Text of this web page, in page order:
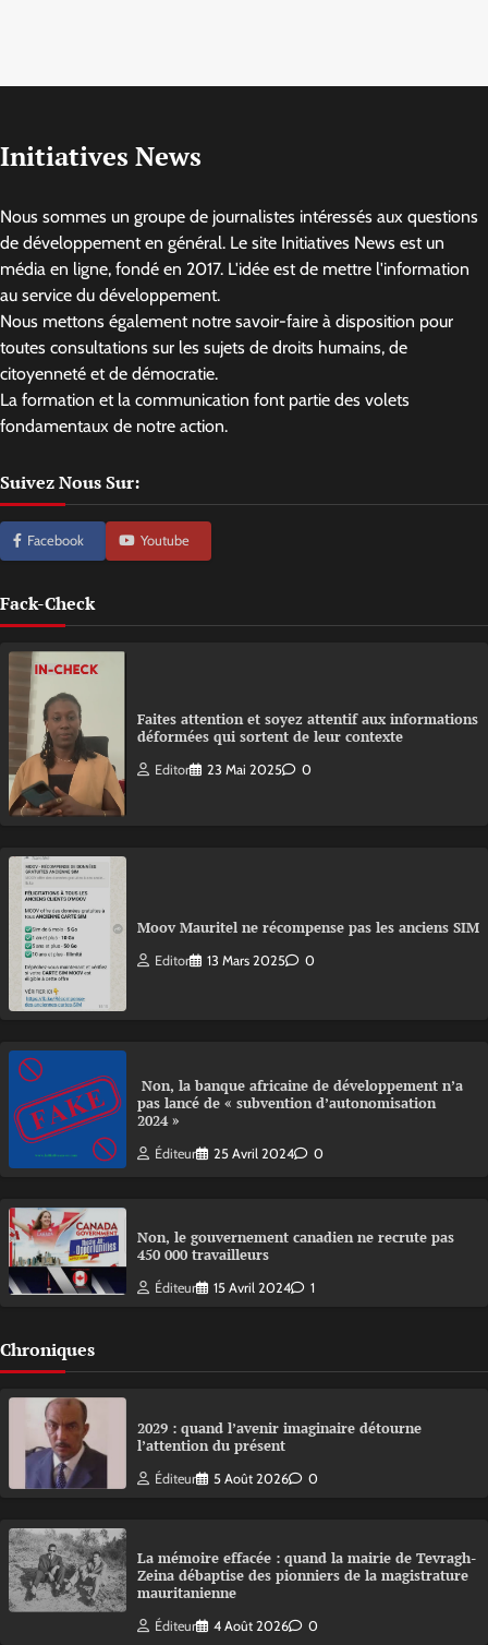
Initiatives News
Nous sommes un groupe de journalistes intéressés aux questions
de développement en général. Le site Initiatives News est un
média en ligne, fondé en 2017. L'idée est de mettre l'information
au service du développement.
Nous mettons également notre savoir-faire à disposition pour
toutes consultations sur les sujets de droits humains, de
citoyenneté et de démocratie.
La formation et la communication font partie des volets
fondamentaux de notre action.
Suivez Nous Sur:
Facebook Youtube
Fack-Check
Faites attention et soyez attentif aux informations
déformées qui sortent de leur contexte
Editor 23 Mai 2025 0
Moov Mauritel ne récompense pas les anciens SIM
Editor 13 Mars 2025 0
Non, la banque africaine de développement n’a
pas lancé de « subvention d’autonomisation
2024 »
Éditeur 25 Avril 2024 0
Non, le gouvernement canadien ne recrute pas
450 000 travailleurs
Éditeur 15 Avril 2024 1
Chroniques
2029 : quand l’avenir imaginaire détourne
l’attention du présent
Éditeur 5 Août 2026 0
La mémoire effacée : quand la mairie de Tevragh-
Zeina débaptise des pionniers de la magistrature
mauritanienne
Éditeur 4 Août 2026 0